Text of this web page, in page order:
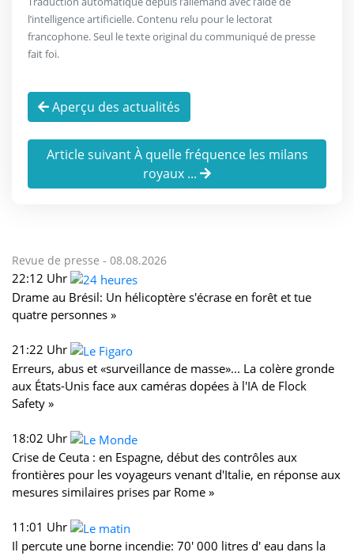
l’intelligence artificielle. Contenu relu pour le lectorat
francophone. Seul le texte original du communiqué de presse
fait foi.
Aperçu des actualités
Article suivant À quelle fréquence les milans
royaux ...
Revue de presse - 08.08.2026
22:12 Uhr
Drame au Brésil: Un hélicoptère s'écrase en forêt et tue
quatre personnes »
21:22 Uhr
Erreurs, abus et «surveillance de masse»... La colère gronde
aux États-Unis face aux caméras dopées à l'IA de Flock
Safety »
18:02 Uhr
Crise de Ceuta : en Espagne, début des contrôles aux
frontières pour les voyageurs venant d'Italie, en réponse aux
mesures similaires prises par Rome »
11:01 Uhr
Il percute une borne incendie: 70' 000 litres d' eau dans la